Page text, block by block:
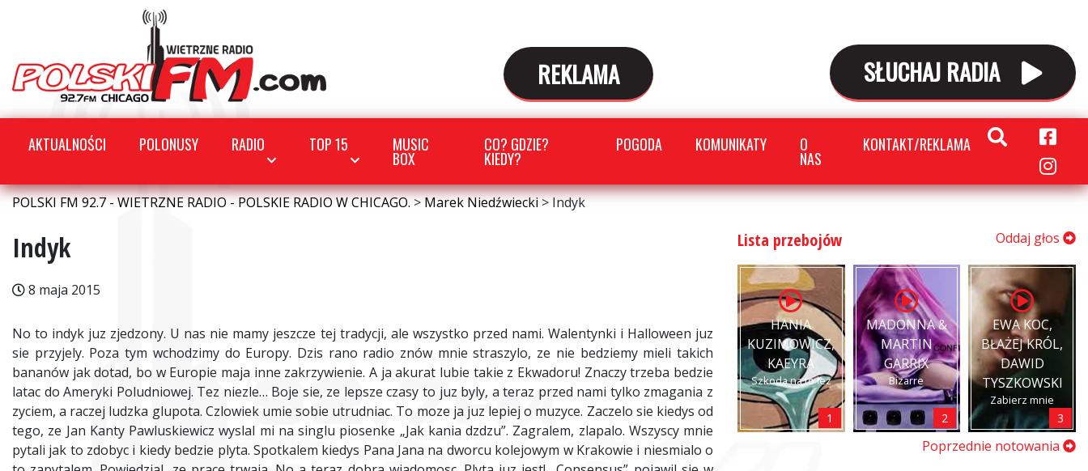
REKLAMA SŁUCHAJ RADIA
AKTUALNOŚCI POLONUSY RADIO TOP 15 MUSIC
BOX
CO? GDZIE?
KIEDY?
POGODA KOMUNIKATY O
NAS
KONTAKT/REKLAMA
POLSKI FM 92.7 - WIETRZNE RADIO - POLSKIE RADIO W CHICAGO.>Marek Niedźwiecki>Indyk
Indyk
8 maja 2015
No to indyk juz zjedzony. U nas nie mamy jeszcze tej tradycji, ale wszystko przed nami. Walentynki i Halloween juz
sie przyjely. Poza tym wchodzimy do Europy. Dzis rano radio znów mnie straszylo, ze nie bedziemy mieli takich
bananów jak dotad, bo w Europie maja inne zakrzywienie. A ja akurat lubie takie z Ekwadoru! Znaczy trzeba bedzie
latac do Ameryki Poludniowej. Tez niezle… Boje sie, ze lepsze czasy to juz byly, a teraz przed nami tylko zmagania z
zyciem, a raczej ludzka glupota. Czlowiek umie sobie utrudniac. To moze ja juz lepiej o muzyce. Zaczelo sie kiedys od
tego, ze Jan Kanty Pawluskiewicz wyslal mi na singlu piosenke „Jak kania dzdzu”. Zagralem, zlapalo. Wszyscy mnie
pytali jak to zdobyc i kiedy bedzie plyta. Spotkalem kiedys Pana Jana na dworcu kolejowym w Krakowie i niesmialo o
Lista przebojów Oddaj głos
HANIA
KUZIMOWICZ,
KAEYRA
Szkoda na to łez
1
MADONNA &
MARTIN
GARRIX
Bizarre
2
EWA KOC,
BŁAŻEJ KRÓL,
DAWID
TYSZKOWSKI
Zabierz mnie
3
Poprzednie notowania